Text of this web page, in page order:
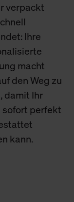
verpackt
Ihre
macht
den Weg zu
damit Ihr
sofort perfekt
kann.